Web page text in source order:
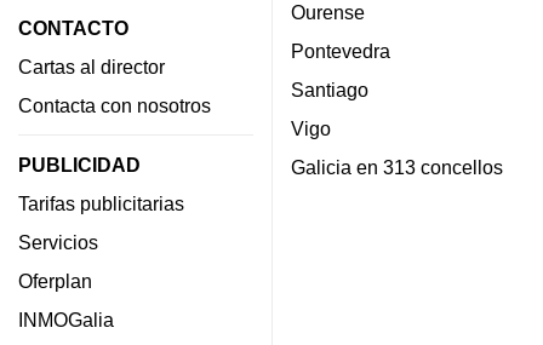
CONTACTO
Cartas al director
Contacta con nosotros
PUBLICIDAD
Tarifas publicitarias
Servicios
Oferplan
INMOGalia
Ourense
Pontevedra
Santiago
Vigo
Galicia en 313 concellos